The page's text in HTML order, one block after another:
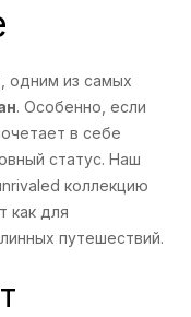
одним из самых
. Особенно, если
в себе
статус. Наш
коллекцию
как для
путешествий.